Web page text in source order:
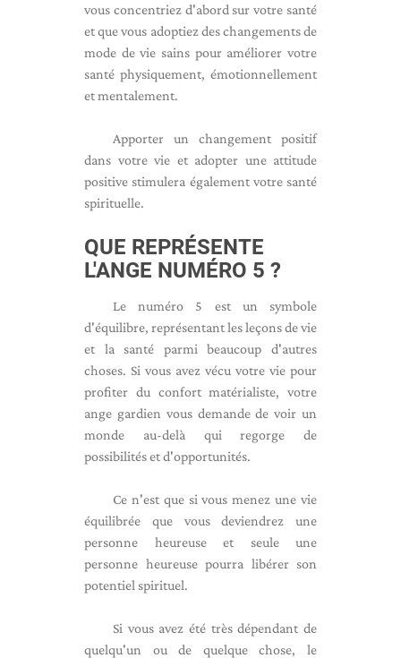
vous concentriez d'abord sur votre santé
et que vous adoptiez des changements de
mode de vie sains pour améliorer votre
santé physiquement, émotionnellement
et mentalement.
Apporter un changement positif
dans votre vie et adopter une attitude
positive stimulera également votre santé
spirituelle.
QUE REPRÉSENTE
L'ANGE NUMÉRO 5 ?
Le numéro 5 est un symbole
d'équilibre, représentant les leçons de vie
et la santé parmi beaucoup d'autres
choses. Si vous avez vécu votre vie pour
profiter du confort matérialiste, votre
ange gardien vous demande de voir un
monde au-delà qui regorge de
possibilités et d'opportunités.
Ce n'est que si vous menez une vie
équilibrée que vous deviendrez une
personne heureuse et seule une
personne heureuse pourra libérer son
potentiel spirituel.
Si vous avez été très dépendant de
quelqu'un ou de quelque chose, le